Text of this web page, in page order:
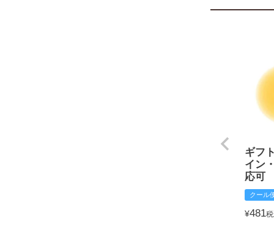
ギフ
イン
応可
クール
¥481